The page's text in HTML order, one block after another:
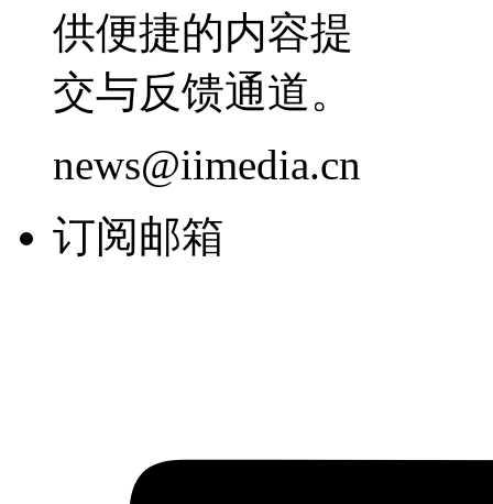
供便捷的内容提
交与反馈通道。
news@iimedia.cn
订阅邮箱